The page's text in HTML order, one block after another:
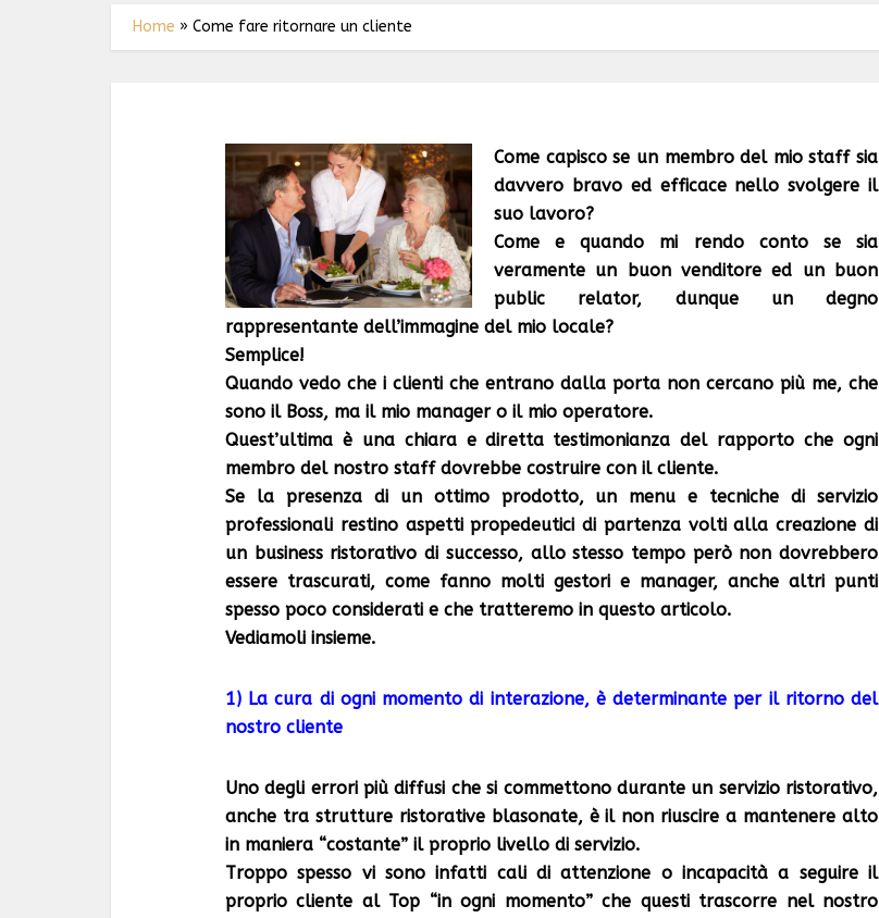
Home » Come fare ritornare un cliente
Come capisco se un membro del mio staff sia
davvero bravo ed efficace nello svolgere il
suo lavoro?
Come e quando mi rendo conto se sia
veramente un buon venditore ed un buon
public relator, dunque un degno
rappresentante dell’immagine del mio locale?
Semplice!
Quando vedo che i clienti che entrano dalla porta non cercano più me, che
sono il Boss, ma il mio manager o il mio operatore.
Quest’ultima è una chiara e diretta testimonianza del rapporto che ogni
membro del nostro staff dovrebbe costruire con il cliente.
Se la presenza di un ottimo prodotto, un menu e tecniche di servizio
professionali restino aspetti propedeutici di partenza volti alla creazione di
un business ristorativo di successo, allo stesso tempo però non dovrebbero
essere trascurati, come fanno molti gestori e manager, anche altri punti
spesso poco considerati e che tratteremo in questo articolo.
Vediamoli insieme.
1) La cura di ogni momento di interazione, è determinante per il ritorno del
nostro cliente
Uno degli errori più diffusi che si commettono durante un servizio ristorativo,
anche tra strutture ristorative blasonate, è il non riuscire a mantenere alto
in maniera “costante” il proprio livello di servizio.
Troppo spesso vi sono infatti cali di attenzione o incapacità a seguire il
proprio cliente al Top “in ogni momento” che questi trascorre nel nostro